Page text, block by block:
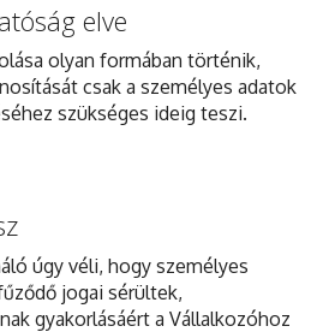
elve
olyan formában történik,
csak a személyes adatok
szükséges ideig teszi.
úgy véli, hogy személyes
jogai sérültek,
gyakorlásáért a Vállalkozóhoz